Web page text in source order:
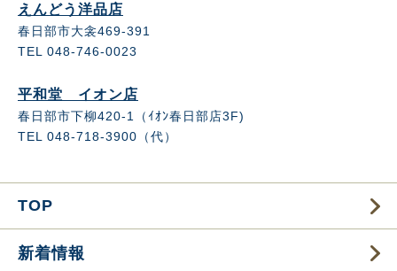
えんどう洋品店
春日部市大衾469-391
TEL 048-746-0023
平和堂 イオン店
春日部市下柳420-1（ｲｵﾝ春日部店3F)
TEL 048-718-3900（代）
TOP
新着情報